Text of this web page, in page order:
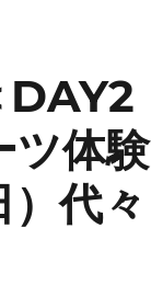
DAY2
ツ体験
代々